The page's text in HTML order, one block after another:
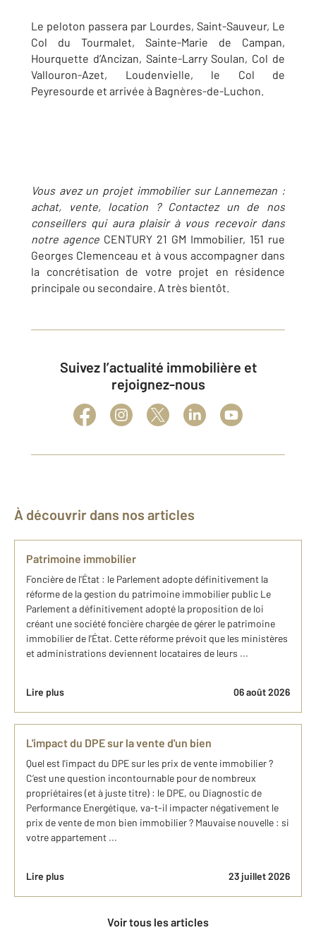
Le peloton passera par Lourdes, Saint-Sauveur, Le
Col du Tourmalet, Sainte-Marie de Campan,
Hourquette d’Ancizan, Sainte-Larry Soulan, Col de
Vallouron-Azet, Loudenvielle, le Col de
Peyresourde et arrivée à Bagnères-de-Luchon.
Vous avez un projet immobilier sur Lannemezan :
achat, vente, location ? Contactez un de nos
conseillers qui aura plaisir à vous recevoir dans
notre agence CENTURY 21 GM Immobilier, 151 rue
Georges Clemenceau et à vous accompagner dans
la concrétisation de votre projet en résidence
principale ou secondaire. A très bientôt.
Suivez l’actualité immobilière et
rejoignez-nous
À découvrir dans nos articles
Patrimoine immobilier
Foncière de l'État : le Parlement adopte définitivement la
réforme de la gestion du patrimoine immobilier public Le
Parlement a définitivement adopté la proposition de loi
créant une société foncière chargée de gérer le patrimoine
immobilier de l'État. Cette réforme prévoit que les ministères
et administrations deviennent locataires de leurs ...
Lire plus 06 août 2026
L'impact du DPE sur la vente d'un bien
Quel est l'impact du DPE sur les prix de vente immobilier ?
C’est une question incontournable pour de nombreux
propriétaires (et à juste titre) : le DPE, ou Diagnostic de
Performance Energétique, va-t-il impacter négativement le
prix de vente de mon bien immobilier ? Mauvaise nouvelle : si
votre appartement ...
Lire plus 23 juillet 2026
Voir tous les articles